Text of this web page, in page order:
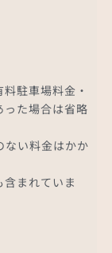
駐車場料金・
た場合は省略
い料金はかか
まれていま